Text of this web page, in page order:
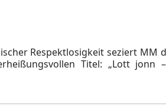
Respektlosigkeit seziert MM
Titel: „Lott jonn